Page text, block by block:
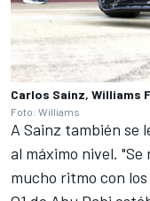
Carlos Sainz, Williams
Foto: Williams
A Sainz también se
al máximo nivel.
mucho ritmo con